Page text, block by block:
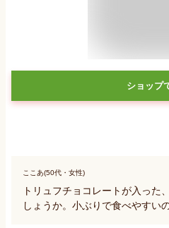
ショップ
ここあ(50代・女性)
トリュフチョコレートが入った
しょうか。小ぶりで食べやすい